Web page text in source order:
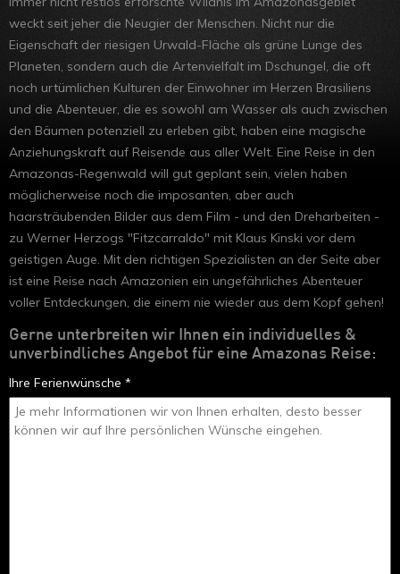
Guyanas
weckt seit jeher die Neugier der Menschen. Nicht nur die
Eigenschaft der riesigen Urwald-Fläche als grüne Lunge des
Planeten, sondern auch die Artenvielfalt im Dschungel, die oft
noch urtümlichen Kulturen der Einwohner im Herzen Brasiliens
und die Abenteuer, die es sowohl am Wasser als auch zwischen
den Bäumen potenziell zu erleben gibt, haben eine magische
Anziehungskraft auf Reisende aus aller Welt. Eine Reise in den
Amazonas-Regenwald will gut geplant sein, vielen haben
möglicherweise noch die imposanten, aber auch
haarsträubenden Bilder aus dem Film - und den Dreharbeiten -
zu Werner Herzogs "Fitzcarraldo" mit Klaus Kinski vor dem
geistigen Auge. Mit den richtigen Spezialisten an der Seite aber
ist eine Reise nach Amazonien ein ungefährliches Abenteuer
voller Entdeckungen, die einem nie wieder aus dem Kopf gehen!
Gerne unterbreiten wir Ihnen ein individuelles &
unverbindliches Angebot für eine Amazonas Reise:
Ihre Ferienwünsche *